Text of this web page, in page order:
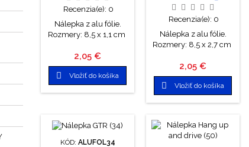
Recenzia(e): 0
Nálepka z alu fólie.
Rozmery: 8,5 x 1,1 cm
Cena
2,05 €
 Vložiť do košíka
Recenzia(e): 0
Nálepka z alu fólie.
Rozmery: 8,5 x 2,7 cm
Cena
2,05 €
 Vložiť do košíka
KÓD: ALUFOL34